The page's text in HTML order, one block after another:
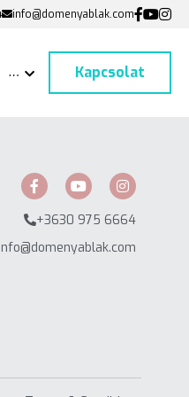
info@domenyablak.com
info@domenyablak.com
… Kapcsolat
+3630 975 6664
info@domenyablak.com